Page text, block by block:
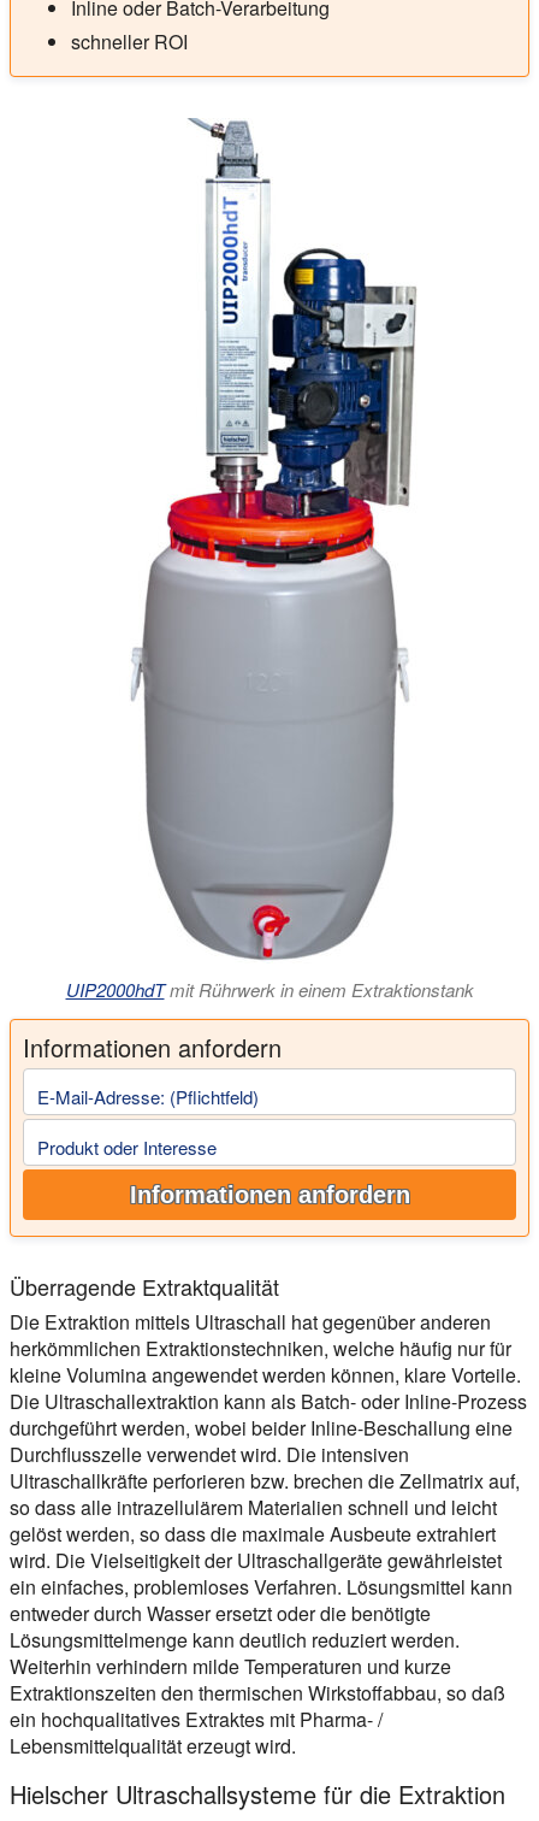
Inline oder Batch-Verarbeitung
schneller ROI
UIP2000hdTmit Rührwerk in einem Extraktionstank
Informationen anfordern
E-Mail-Adresse: (Pflichtfeld)
Produkt oder Interesse
Informationen anfordern
Überragende Extraktqualität
Die Extraktion mittels Ultraschall hat gegenüber anderen
herkömmlichen Extraktionstechniken, welche häufig nur für
kleine Volumina angewendet werden können, klare Vorteile.
Die Ultraschallextraktion kann als Batch- oder Inline-Prozess
durchgeführt werden, wobei beider Inline-Beschallung eine
Durchflusszelle verwendet wird. Die intensiven
Ultraschallkräfte perforieren bzw. brechen die Zellmatrix auf,
so dass alle intrazellulärem Materialien schnell und leicht
gelöst werden, so dass die maximale Ausbeute extrahiert
wird. Die Vielseitigkeit der Ultraschallgeräte gewährleistet
ein einfaches, problemloses Verfahren. Lösungsmittel kann
entweder durch Wasser ersetzt oder die benötigte
Lösungsmittelmenge kann deutlich reduziert werden.
Weiterhin verhindern milde Temperaturen und kurze
Extraktionszeiten den thermischen Wirkstoffabbau, so daß
ein hochqualitatives Extraktes mit Pharma- /
Lebensmittelqualität erzeugt wird.
Hielscher Ultraschallsysteme für die Extraktion